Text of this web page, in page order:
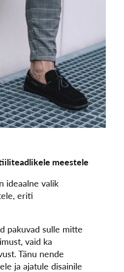
meestele
ideaalne valik
eriti
pakuvad sulle mitte
vaid ka
Tänu nende
ja ajatule disainile